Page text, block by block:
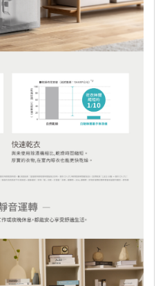
本身有瑕疵外，未
裝不完整)，依據
理例外情事適用準
受退換貨。 ※個人
膚及人體私密處接
衣褲、泳裝、襪
口罩、毛巾….等。
配送，外島無法配